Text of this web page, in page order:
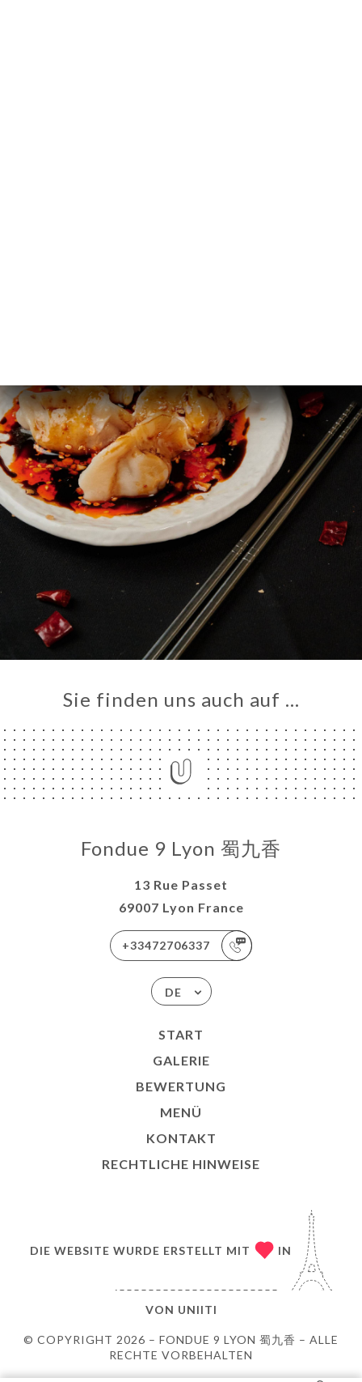
Sie finden uns auch auf …
Fondue 9 Lyon 蜀九香
13 Rue Passet
69007 Lyon France
+33472706337
DE
START
GALERIE
BEWERTUNG
MENÜ
KONTAKT
RECHTLICHE HINWEISE
© COPYRIGHT 2026 – FONDUE 9 LYON 蜀九香 – ALLE
RECHTE VORBEHALTEN
DIE WEBSITE WURDE ERSTELLT MIT IN
VON UNIITI